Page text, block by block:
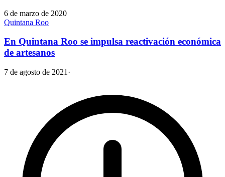
6 de marzo de 2020
Quintana Roo
En Quintana Roo se impulsa reactivación económica
de artesanos
7 de agosto de 2021 ·